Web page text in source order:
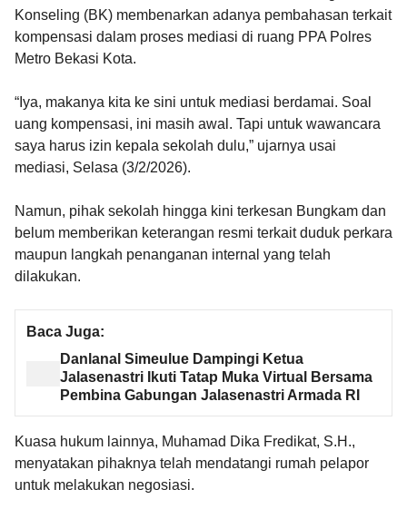
Konseling (BK) membenarkan adanya pembahasan terkait
kompensasi dalam proses mediasi di ruang PPA Polres
Metro Bekasi Kota.
“Iya, makanya kita ke sini untuk mediasi berdamai. Soal
uang kompensasi, ini masih awal. Tapi untuk wawancara
saya harus izin kepala sekolah dulu,” ujarnya usai
mediasi, Selasa (3/2/2026).
Namun, pihak sekolah hingga kini terkesan Bungkam dan
belum memberikan keterangan resmi terkait duduk perkara
maupun langkah penanganan internal yang telah
dilakukan.
Baca Juga:
Danlanal Simeulue Dampingi Ketua
Jalasenastri Ikuti Tatap Muka Virtual Bersama
Pembina Gabungan Jalasenastri Armada RI
Kuasa hukum lainnya, Muhamad Dika Fredikat, S.H.,
menyatakan pihaknya telah mendatangi rumah pelapor
untuk melakukan negosiasi.